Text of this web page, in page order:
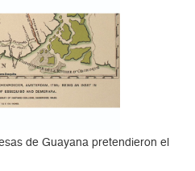
de Guayana pretendieron el